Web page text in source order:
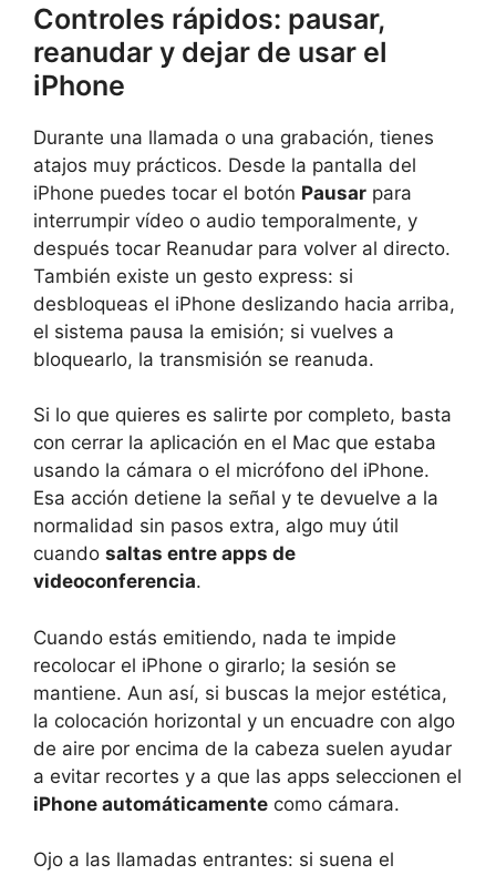
Controles rápidos: pausar,
reanudar y dejar de usar el
iPhone
Durante una llamada o una grabación, tienes
atajos muy prácticos. Desde la pantalla del
iPhone puedes tocar el botón Pausar para
interrumpir vídeo o audio temporalmente, y
después tocar Reanudar para volver al directo.
También existe un gesto express: si
desbloqueas el iPhone deslizando hacia arriba,
el sistema pausa la emisión; si vuelves a
bloquearlo, la transmisión se reanuda.
Si lo que quieres es salirte por completo, basta
con cerrar la aplicación en el Mac que estaba
usando la cámara o el micrófono del iPhone.
Esa acción detiene la señal y te devuelve a la
normalidad sin pasos extra, algo muy útil
cuando saltas entre apps de
videoconferencia.
Cuando estás emitiendo, nada te impide
recolocar el iPhone o girarlo; la sesión se
mantiene. Aun así, si buscas la mejor estética,
la colocación horizontal y un encuadre con algo
de aire por encima de la cabeza suelen ayudar
a evitar recortes y a que las apps seleccionen el
iPhone automáticamente como cámara.
Ojo a las llamadas entrantes: si suena el